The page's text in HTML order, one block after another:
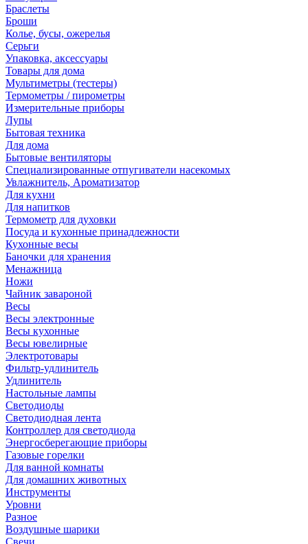
Браслеты
Броши
Колье, бусы, ожерелья
Серьги
Упаковка, аксессуары
Товары для дома
Мультиметры (тестеры)
Термометры / пирометры
Измерительные приборы
Лупы
Бытовая техника
Для дома
Бытовые вентиляторы
Специализированные отпугиватели насекомых
Увлажнитель, Ароматизатор
Для кухни
Для напитков
Термометр для духовки
Посуда и кухонные принадлежности
Кухонные весы
Баночки для хранения
Менажница
Ножи
Чайник завароной
Весы
Весы электронные
Весы кухонные
Весы ювелирные
Электротовары
Фильтр-удлинитель
Удлинитель
Настольные лампы
Светодиоды
Светодиодная лента
Контроллер для светодиода
Энергосберегающие приборы
Газовые горелки
Для ванной комнаты
Для домашних животных
Инструменты
Уровни
Разное
Воздушные шарики
Свечи